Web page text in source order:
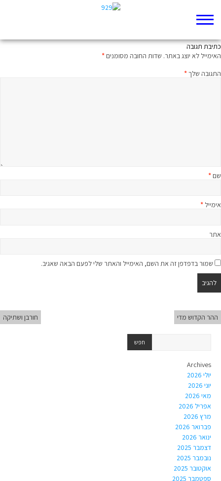
כתיבת תגובה
האימייל לא יוצג באתר. שדות החובה מסומנים*
התגובה שלך*
שם*
אימייל *
אתר
שמור בדפדפן זה את השם, האימייל והאתר שלי לפעם הבאה שאגיב.
ההר הקדוש מדי חורבן ושתיקה
Archives
יולי 2026
יוני 2026
מאי 2026
אפריל 2026
מרץ 2026
פברואר 2026
ינואר 2026
דצמבר 2025
נובמבר 2025
אוקטובר 2025
ספטמבר 2025